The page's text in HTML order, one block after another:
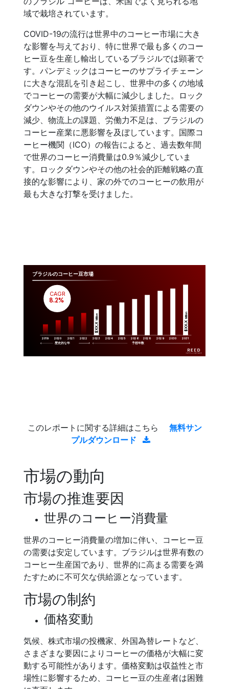
域で栽培されています。
COVID-19の流行は世界中のコーヒー市場に大き
な影響を与えており、特に世界で最も多くのコー
ヒー豆を生産し輸出しているブラジルでは顕著で
す。パンデミックはコーヒーのサプライチェーン
に大きな混乱を引き起こし、世界中の多くの地域
でコーヒーの需要が大幅に減少しました。ロック
ダウンやその他のウイルス対策措置による需要の
減少、物流上の課題、労働力不足は、ブラジルの
コーヒー産業に悪影響を及ぼしています。国際コ
ーヒー機関（ICO）の報告によると、過去数年間
で世界のコーヒー消費量は0.9％減少していま
す。ロックダウンやその他の社会的距離戦略の直
接的な影響により、家の外でのコーヒーの飲用が
最も大きな打撃を受けました。
ブラジルのコーヒー豆市場
2019 2020 2021 2022 2023 2024 2025 2026 2028 2029 2030 2031
$XX.X
Million
$XX.X
Million
CAGR
8.2%
歴史的な年 予想年数
このレポートに関する詳細はこちら
無料サン
プルダウンロード
市場の動向
市場の推進要因
世界のコーヒー消費量
世界のコーヒー消費量の増加に伴い、コーヒー豆
の需要は安定しています。ブラジルは世界有数の
コーヒー生産国であり、世界的に高まる需要を満
たすために不可欠な供給源となっています。
市場の制約
価格変動
気候、株式市場の投機家、外国為替レートなど、
さまざまな要因によりコーヒーの価格が大幅に変
動する可能性があります。価格変動は収益性と市
場性に影響するため、コーヒー豆の生産者は困難